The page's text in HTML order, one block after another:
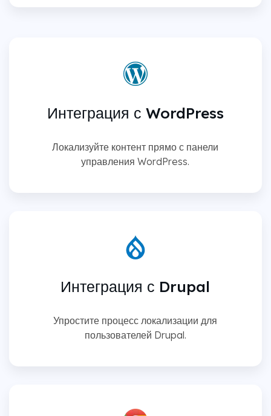
Интеграция с WordPress
Локализуйте контент прямо с панели
управления WordPress.
Интеграция с Drupal
Упростите процесс локализации для
пользователей Drupal.